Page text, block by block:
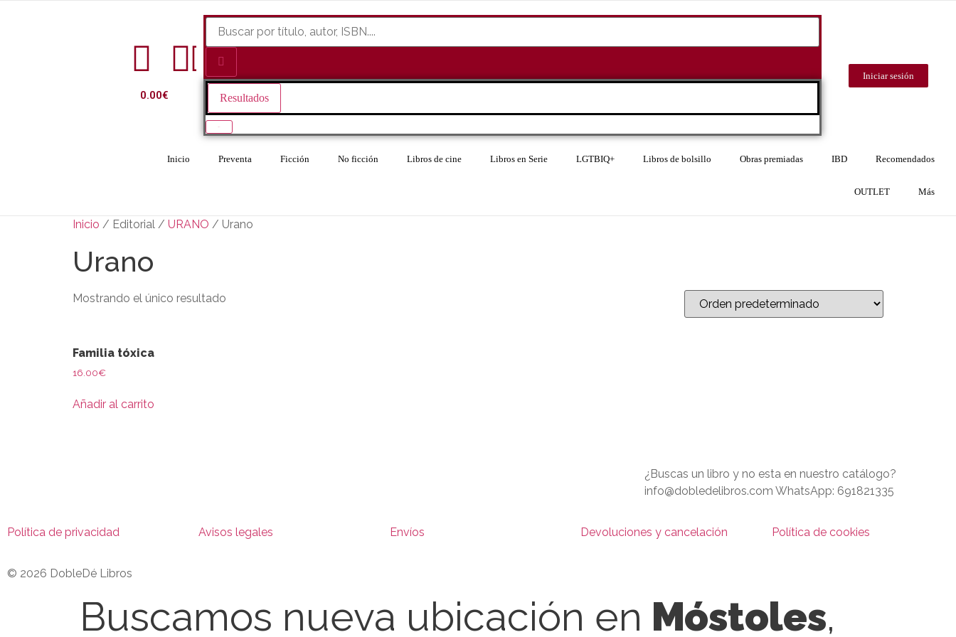
0.00€ Resultados
Iniciar sesión
Inicio Preventa Ficción No ficción Libros de cine Libros en Serie LGTBIQ+ Libros de bolsillo Obras premiadas IBD Recomendados
OUTLET Más
Inicio / Editorial / URANO / Urano
Urano
Mostrando el único resultado
Familia tóxica
16.00€
Añadir al carrito
¿Buscas un libro y no esta en nuestro catálogo?
info@dobledelibros.com WhatsApp: 691821335
Política de privacidad Avisos legales Envíos Devoluciones y cancelación Política de cookies
© 2026 DobleDé Libros
Buscamos nueva ubicación en Móstoles,